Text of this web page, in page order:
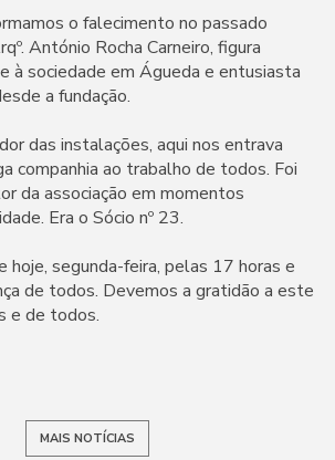
o falecimento no passado
António Rocha Carneiro, figura
à sociedade em Águeda e entusiasta
a fundação.
das instalações, aqui nos entrava
companhia ao trabalho de todos. Foi
da associação em momentos
Era o Sócio nº 23.
hoje, segunda-feira, pelas 17 horas e
de todos. Devemos a gratidão a este
e de todos.
MAIS NOTÍCIAS